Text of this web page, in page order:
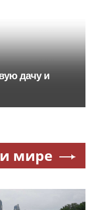
дачу и
мире